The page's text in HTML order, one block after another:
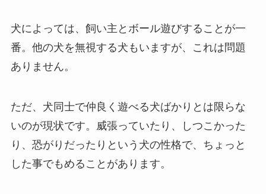
犬によっては、飼い主とボール遊びすることが一
番。他の犬を無視する犬もいますが、これは問題
ありません。
ただ、犬同士で仲良く遊べる犬ばかりとは限らな
いのが現状です。威張っていたり、しつこかった
り、恐がりだったりという犬の性格で、ちょっと
した事でもめることがあります。